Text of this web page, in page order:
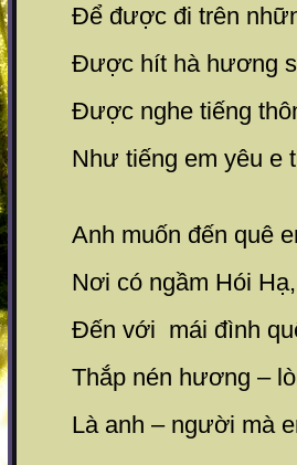
Để được đi trên
Được hít hà hương
Được nghe tiếng
Như tiếng em yêu e
Anh muốn đến quê
Nơi có ngầm Hói
Đến với mái đình
Thắp nén hương –
Là anh – người mà